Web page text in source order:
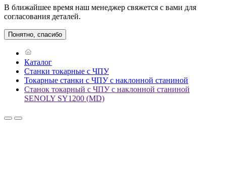
В ближайшее время наш менеджер свяжется с вами для
согласования деталей.
Понятно, спасибо
Каталог
Станки токарные с ЧПУ
Токарные станки с ЧПУ с наклонной станиной
Станок токарный с ЧПУ с наклонной станиной
SENOLY SY1200 (MD)